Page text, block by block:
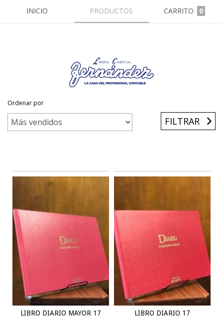
INICIO PRODUCTOS CARRITO 0
Inicio / Libros Con Columnas
Ordenar por
FILTRAR
LIBRO DIARIO MAYOR 17
LIBRO DIARIO 17